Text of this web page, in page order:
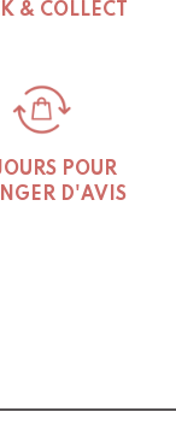
& COLLECT
POUR
D'AVIS